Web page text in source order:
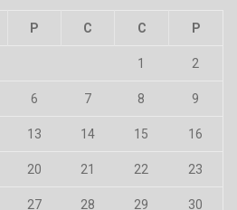
P C C P
1 2
6 7 8 9
13 14 15 16
20 21 22 23
27 28 29 30